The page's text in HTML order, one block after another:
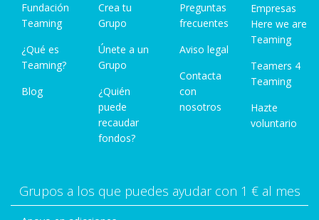
Fundación
Teaming
¿Qué es
Teaming?
Blog
Crea tu
Grupo
Únete a un
Grupo
¿Quién
puede
recaudar
fondos?
Preguntas
frecuentes
Aviso legal
Contacta
con
nosotros
Empresas
Here we are
Teaming
Teamers 4
Teaming
Hazte
voluntario
Grupos a los que puedes ayudar con 1 € al mes